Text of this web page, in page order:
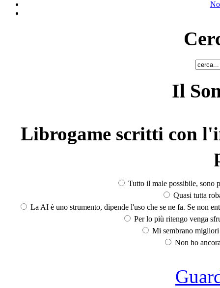
Il
Librogame scritti con
Tutto il male possibile, sono
Quasi tutta
La AI è uno strumento, dipende l'uso che se ne fa. Se non
Per lo più ritengo venga
Mi sembrano
Non ho